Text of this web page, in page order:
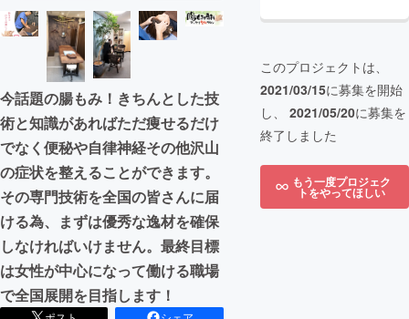
今話題の腸もみ！きちんとした技
術と知識があればただ痩せるだけ
でなく便秘や自律神経その他沢山
の症状を整えることができます。
その専門技術を全国の皆さんに届
ける為、まずは優秀な逸材を確保
しなければいけません。最終目標
は女性が中心になって働ける職場
で全国展開を目指します！
このプロジェクトは、
2021/03/15に募集を開始
し、 2021/05/20に募集を
終了しました
もう一度プロジェク
トをやってほしい